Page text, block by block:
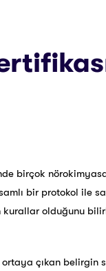
birçok
bir protokol ile
kurallar olduğunu
ortaya çıkan belirgin